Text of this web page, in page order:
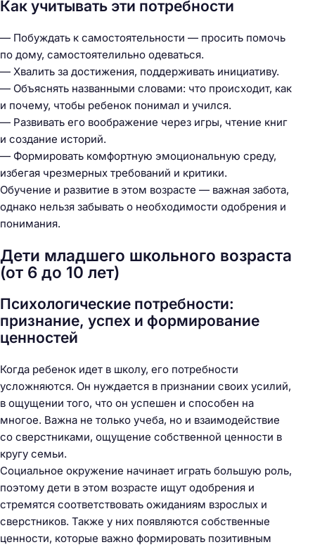
Как учитывать эти потребности
— Побуждать к самостоятельности — просить помочь
по дому, самостоятелильно одеваться.
— Хвалить за достижения, поддерживать инициативу.
— Объяснять названными словами: что происходит, как
и почему, чтобы ребенок понимал и учился.
— Развивать его воображение через игры, чтение книг
и создание историй.
— Формировать комфортную эмоциональную среду,
избегая чрезмерных требований и критики.
Обучение и развитие в этом возрасте — важная забота,
однако нельзя забывать о необходимости одобрения и
понимания.
Дети младшего школьного возраста
(от 6 до 10 лет)
Психологические потребности:
признание, успех и формирование
ценностей
Когда ребенок идет в школу, его потребности
усложняются. Он нуждается в признании своих усилий,
в ощущении того, что он успешен и способен на
многое. Важна не только учеба, но и взаимодействие
со сверстниками, ощущение собственной ценности в
кругу семьи.
Социальное окружение начинает играть большую роль,
поэтому дети в этом возрасте ищут одобрения и
стремятся соответствовать ожиданиям взрослых и
сверстников. Также у них появляются собственные
ценности, которые важно формировать позитивным